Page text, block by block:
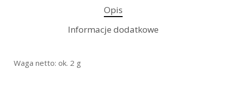
Opis
Informacje dodatkowe
Waga netto: ok. 2 g